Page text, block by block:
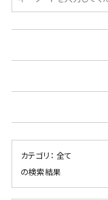
カテゴリ： 全て
の検索結果